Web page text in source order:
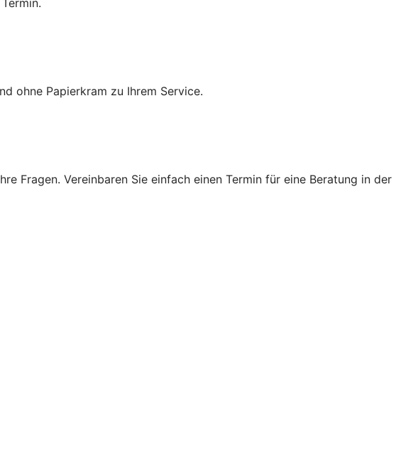
ohne Papierkram zu Ihrem Service.
Fragen. Vereinbaren Sie einfach einen Termin für eine Beratung in der